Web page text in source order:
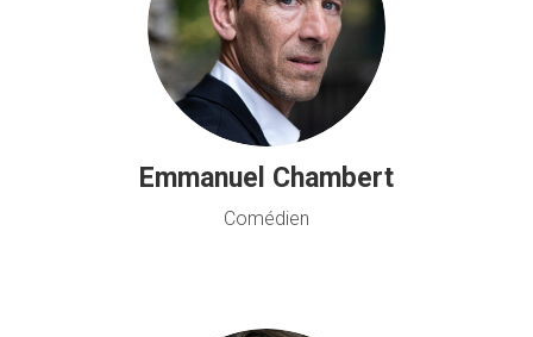
Emmanuel Chambert
Comédien